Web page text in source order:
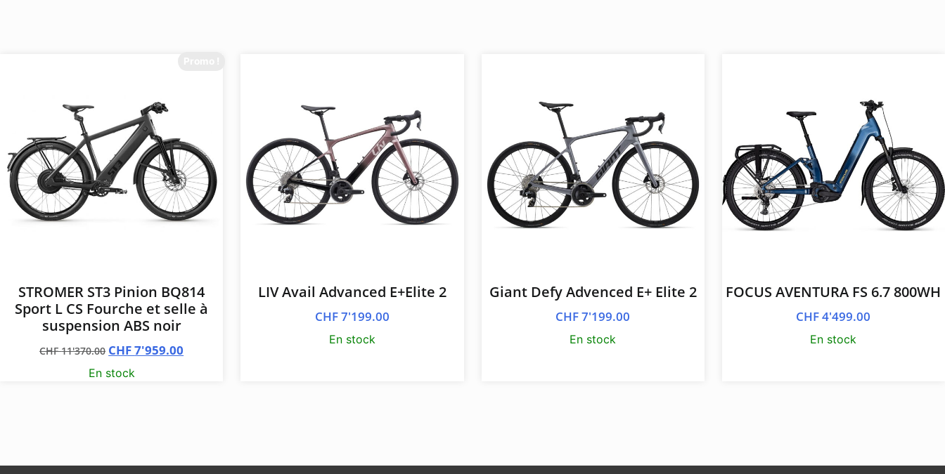
STROMER ST3 Pinion BQ814
Sport L CS Fourche et selle à
suspension ABS noir
CHF11'370.00 CHF7'959.00
En stock
LIV Avail Advanced E+Elite 2
CHF7'199.00
En stock
Giant Defy Advenced E+ Elite 2
CHF7'199.00
En stock
FOCUS AVENTURA FS 6.7 800WH
CHF4'499.00
En stock